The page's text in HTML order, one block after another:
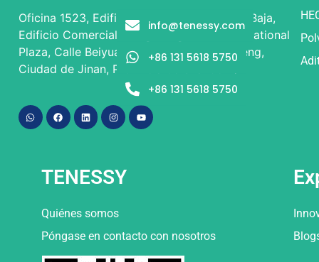
Oficina 1523, Edificio 1 y Edificio 2, Planta Baja,
Edificio Comercial, Rongsheng Times International
Plaza, Calle Beiyuan nº 9, Distrito de Licheng,
Ciudad de Jinan, Provincia de Shandong.
TENESSY
Quiénes somos
Póngase en contacto con nosotros
info@tenessy.com
+86 131 5618 5750
+86 131 5618 5750